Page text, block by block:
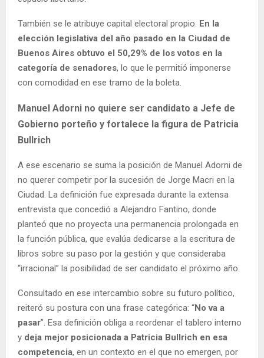
También se le atribuye capital electoral propio. En la
elección legislativa del año pasado en la Ciudad de
Buenos Aires obtuvo el 50,29% de los votos en la
categoría de senadores, lo que le permitió imponerse
con comodidad en ese tramo de la boleta.
Manuel Adorni no quiere ser candidato a Jefe de
Gobierno porteño y fortalece la figura de Patricia
Bullrich
A ese escenario se suma la posición de Manuel Adorni de
no querer competir por la sucesión de Jorge Macri en la
Ciudad. La definición fue expresada durante la extensa
entrevista que concedió a Alejandro Fantino, donde
planteó que no proyecta una permanencia prolongada en
la función pública, que evalúa dedicarse a la escritura de
libros sobre su paso por la gestión y que consideraba
“irracional” la posibilidad de ser candidato el próximo año.
Consultado en ese intercambio sobre su futuro político,
reiteró su postura con una frase categórica: “No va a
pasar”. Esa definición obliga a reordenar el tablero interno
y deja mejor posicionada a Patricia Bullrich en esa
competencia, en un contexto en el que no emergen, por